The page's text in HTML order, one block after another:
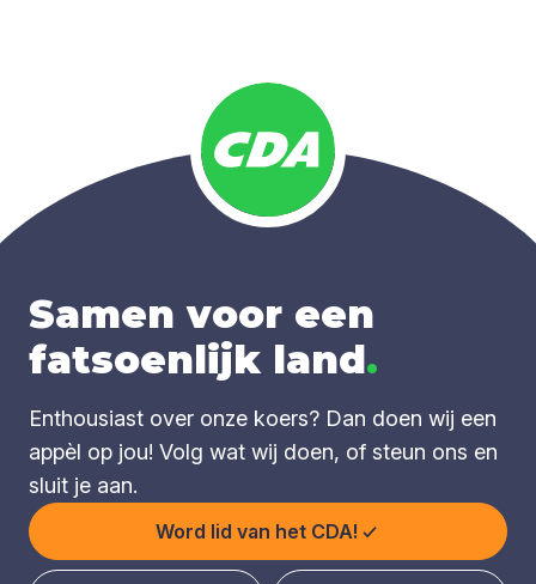
Samen voor een
fatsoenlijk land.
Enthousiast over onze koers? Dan doen wij een
appèl op jou! Volg wat wij doen, of steun ons en
sluit je aan.
Word lid van het CDA!